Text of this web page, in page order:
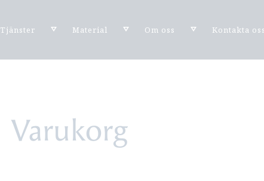
Tjänster Material Om oss Kontakta
Varukorg